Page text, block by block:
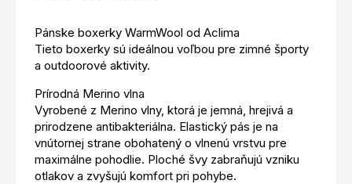
Pánske boxerky WarmWool od Aclima
Tieto boxerky sú ideálnou voľbou pre zimné športy
a outdoorové aktivity.
Prírodná Merino vlna
Vyrobené z Merino vlny, ktorá je jemná, hrejivá a
prirodzene antibakteriálna. Elastický pás je na
vnútornej strane obohatený o vlnenú vrstvu pre
maximálne pohodlie. Ploché švy zabraňujú vzniku
otlakov a zvyšujú komfort pri pohybe.